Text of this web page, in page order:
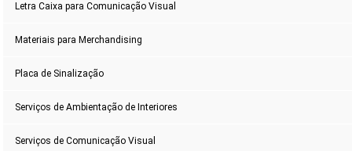
Letra Caixa para Comunicação Visual
Materiais para Merchandising
Placa de Sinalização
Serviços de Ambientação de Interiores
Serviços de Comunicação Visual